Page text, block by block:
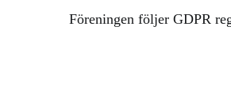
Föreningen följer GDPR